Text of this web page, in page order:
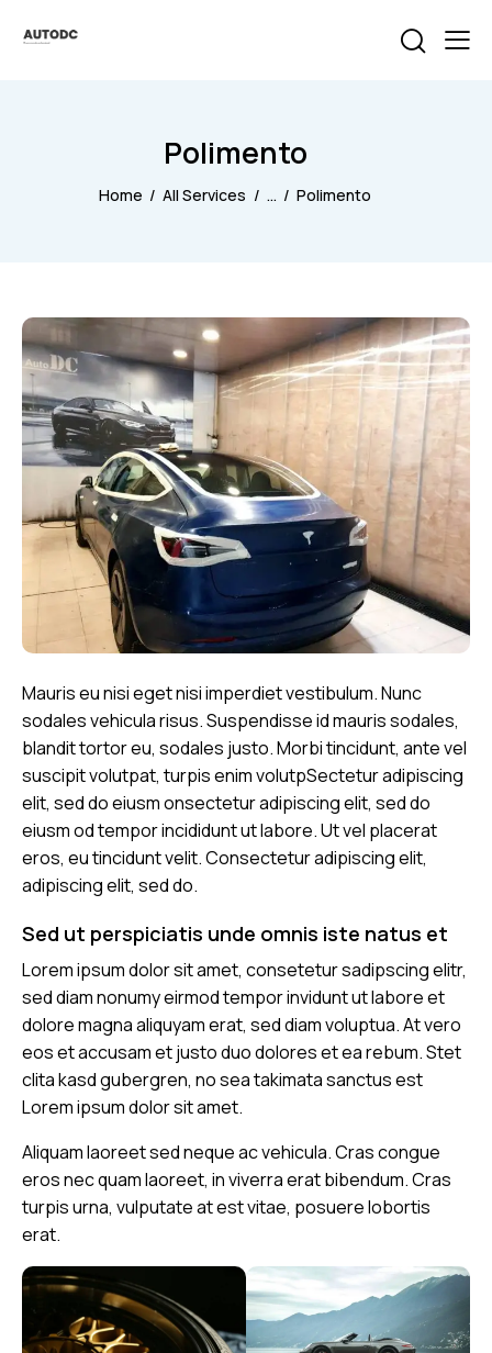
Polimento
Home All Services ... Polimento
Mauris eu nisi eget nisi imperdiet vestibulum. Nunc
sodales vehicula risus. Suspendisse id mauris sodales,
blandit tortor eu, sodales justo. Morbi tincidunt, ante vel
suscipit volutpat, turpis enim volutpSectetur adipiscing
elit, sed do eiusm onsectetur adipiscing elit, sed do
eiusm od tempor incididunt ut labore. Ut vel placerat
eros, eu tincidunt velit. Consectetur adipiscing elit,
adipiscing elit, sed do.
Sed ut perspiciatis unde omnis iste natus et
Lorem ipsum dolor sit amet, consetetur sadipscing elitr,
sed diam nonumy eirmod tempor invidunt ut labore et
dolore magna aliquyam erat, sed diam voluptua. At vero
eos et accusam et justo duo dolores et ea rebum. Stet
clita kasd gubergren, no sea takimata sanctus est
Lorem ipsum dolor sit amet.
Aliquam laoreet sed neque ac vehicula. Cras congue
eros nec quam laoreet, in viverra erat bibendum. Cras
turpis urna, vulputate at est vitae, posuere lobortis
erat.